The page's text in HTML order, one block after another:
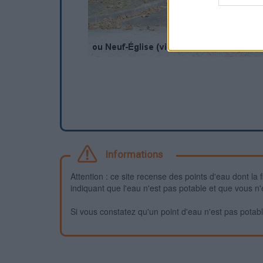
Informations
Attention : ce site recense des points d'eau dont
indiquant que l'eau n'est pas potable et que vous
Si vous constatez qu'un point d'eau n'est pas